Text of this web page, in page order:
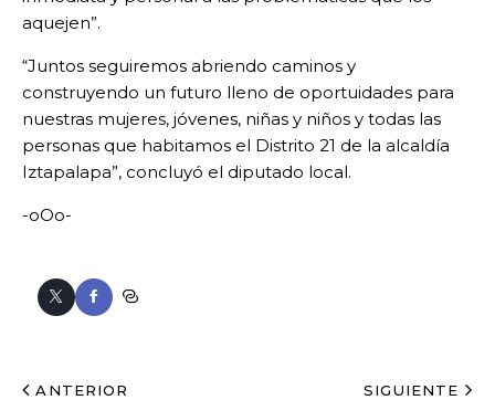
aquejen”.
“Juntos seguiremos abriendo caminos y
construyendo un futuro lleno de oportuidades para
nuestras mujeres, jóvenes, niñas y niños y todas las
personas que habitamos el Distrito 21 de la alcaldía
Iztapalapa”, concluyó el diputado local.
-oOo-
ANTERIOR SIGUIENTE